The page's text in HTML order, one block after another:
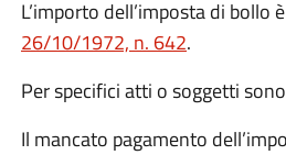
L’importo dell’imposta di bollo
26/10/1972, n. 642.
Per specifici atti o soggetti
Il mancato pagamento